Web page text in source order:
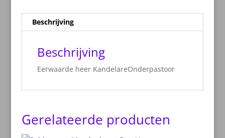
Beschrijving
Beschrijving
Eerwaarde heer KandelareOnderpastoor
Gerelateerde producten